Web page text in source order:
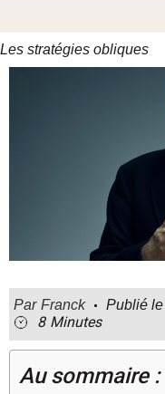
Les stratégies obliques
Par Franck Publié le
8 Minutes
Au sommaire :